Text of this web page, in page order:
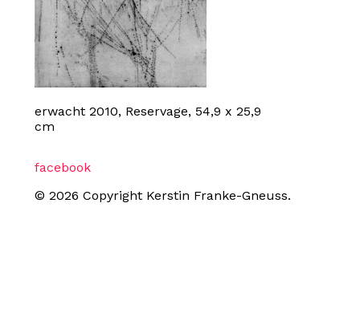
erwacht 2010, Reservage, 54,9 x 25,9
cm
facebook
© 2026 Copyright Kerstin Franke-Gneuss.